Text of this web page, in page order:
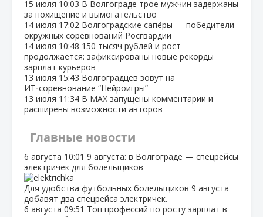
15 июля 10:03 В Волгограде трое мужчин задержаны
за похищение и вымогательство
14 июля 17:02 Волгоградские сапёры — победители
окружных соревнований Росгвардии
14 июля 10:48 150 тысяч рублей и рост
продолжается: зафиксированы новые рекорды
зарплат курьеров
13 июля 15:43 Волгоградцев зовут на
ИТ‑соревнование “Нейроигры”
13 июля 11:34 В МАХ запущены комментарии и
расширены возможности авторов
Главные новости
6 августа 10:01 9 августа: в Волгограде — спецрейсы
электричек для болельщиков
Для удобства футбольных болельщиков 9 августа
добавят два спецрейса электричек.
6 августа 09:51 Топ профессий по росту зарплат в